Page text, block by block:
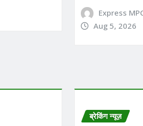
Express
Aug 5, 2026
ब्रेकिंग न्यूज़